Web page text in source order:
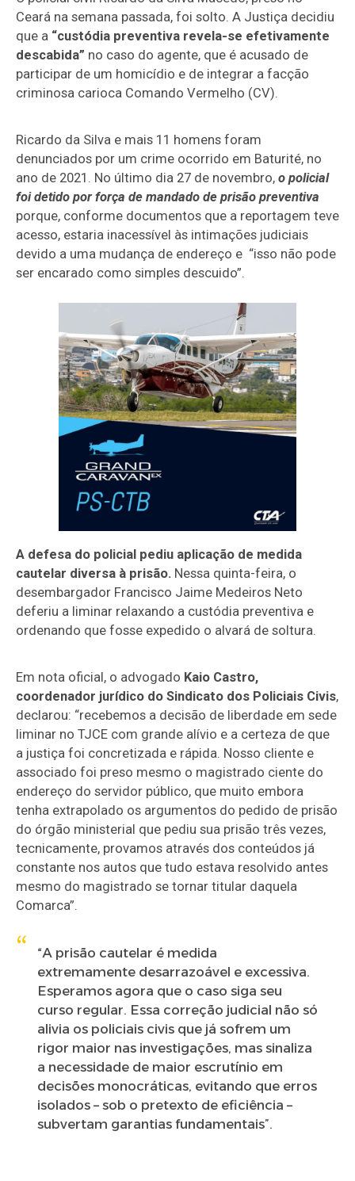
Ceará na semana passada, foi solto. A Justiça decidiu
que a “custódia preventiva revela-se efetivamente
descabida” no caso do agente, que é acusado de
participar de um homicídio e de integrar a facção
criminosa carioca Comando Vermelho (CV).
Ricardo da Silva e mais 11 homens foram
denunciados por um crime ocorrido em Baturité, no
ano de 2021. No último dia 27 de novembro, o policial
foi detido por força de mandado de prisão preventiva
porque, conforme documentos que a reportagem teve
acesso, estaria inacessível às intimações judiciais
devido a uma mudança de endereço e “isso não pode
ser encarado como simples descuido”.
A defesa do policial pediu aplicação de medida
cautelar diversa à prisão. Nessa quinta-feira, o
desembargador Francisco Jaime Medeiros Neto
deferiu a liminar relaxando a custódia preventiva e
ordenando que fosse expedido o alvará de soltura.
Em nota oficial, o advogado Kaio Castro,
coordenador jurídico do Sindicato dos Policiais Civis,
declarou: “recebemos a decisão de liberdade em sede
liminar no TJCE com grande alívio e a certeza de que
a justiça foi concretizada e rápida. Nosso cliente e
associado foi preso mesmo o magistrado ciente do
endereço do servidor público, que muito embora
tenha extrapolado os argumentos do pedido de prisão
do órgão ministerial que pediu sua prisão três vezes,
tecnicamente, provamos através dos conteúdos já
constante nos autos que tudo estava resolvido antes
mesmo do magistrado se tornar titular daquela
Comarca”.
“A prisão cautelar é medida
extremamente desarrazoável e excessiva.
Esperamos agora que o caso siga seu
curso regular. Essa correção judicial não só
alivia os policiais civis que já sofrem um
rigor maior nas investigações, mas sinaliza
a necessidade de maior escrutínio em
decisões monocráticas, evitando que erros
isolados – sob o pretexto de eficiência –
subvertam garantias fundamentais”.